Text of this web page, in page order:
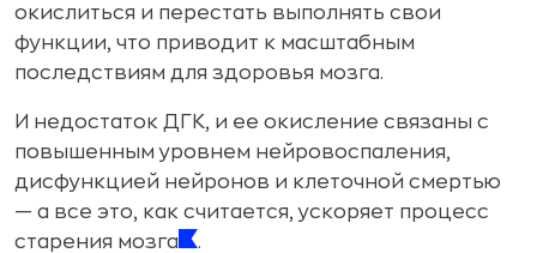
окислиться и перестать выполнять свои
функции, что приводит к масштабным
последствиям для здоровья мозга.
И недостаток ДГК, и ее окисление связаны с
повышенным уровнем нейровоспаления,
дисфункцией нейронов и клеточной смертью
— а все это, как считается, ускоряет процесс
старения мозга
.